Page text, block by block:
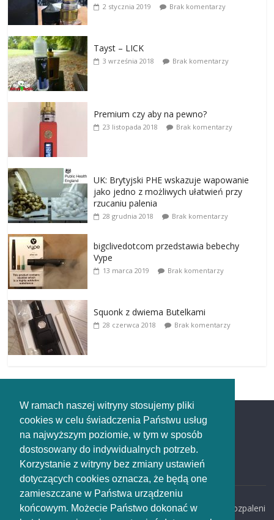
W ramach naszej witryny stosujemy pliki
cookies w celu świadczenia Państwu usług
na najwyższym poziomie, w tym w sposób
dostosowany do indywidualnych potrzeb.
Korzystanie z witryny bez zmiany ustawień
dotyczących cookies oznacza, że będą one
zamieszczane w Państwa urządzeniu
końcowym. Możecie Państwo dokonać w
2 stycznia 2019 Brak komentarzy
Tayst – LICK
3 września 2018 Brak komentarzy
Premium czy aby na pewno?
23 listopada 2018 Brak komentarzy
UK: Brytyjski PHE wskazuje wapowanie
jako jedno z możliwych ułatwień przy
rzucaniu palenia
28 grudnia 2018 Brak komentarzy
bigclivedotcom przedstawia bebechy
Vype
13 marca 2019 Brak komentarzy
Squonk z dwiema Butelkami
28 czerwca 2018 Brak komentarzy
Redakcja
Redakcja
rozpaleni.pl
redakcja@rozpaleni